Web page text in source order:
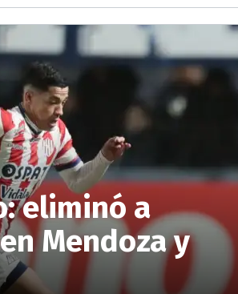
eliminó a
Mendoza y